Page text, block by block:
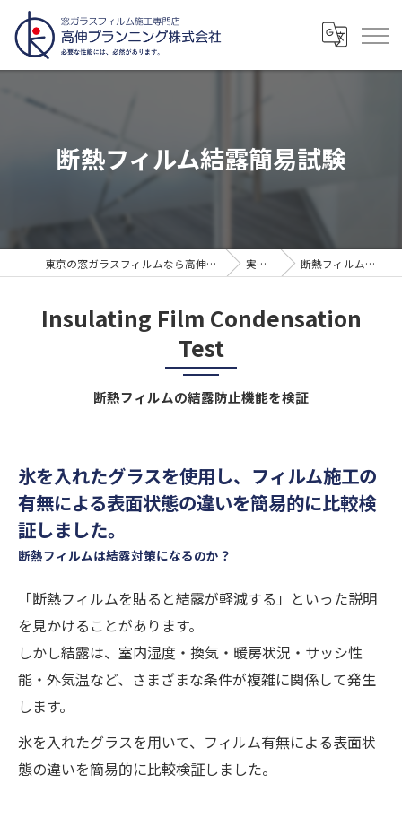
断熱フィルム結露簡易試験
東京の窓ガラスフィルムなら高伸プランニング株式会社 実証試験 断熱フィルム結露簡易試験
Insulating Film Condensation
Test
断熱フィルムの結露防止機能を検証
氷を入れたグラスを使用し、フィルム施工の
有無による表面状態の違いを簡易的に比較検
証しました。
断熱フィルムは結露対策になるのか？
「断熱フィルムを貼ると結露が軽減する」といった説明
を見かけることがあります。
しかし結露は、室内湿度・換気・暖房状況・サッシ性
能・外気温など、さまざまな条件が複雑に関係して発生
します。
氷を入れたグラスを用いて、フィルム有無による表面状
態の違いを簡易的に比較検証しました。